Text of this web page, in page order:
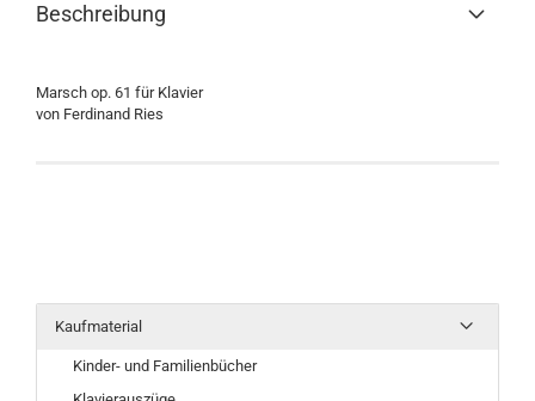
Beschreibung
Marsch op. 61 für Klavier
von Ferdinand Ries
Kaufmaterial
Kinder- und Familienbücher